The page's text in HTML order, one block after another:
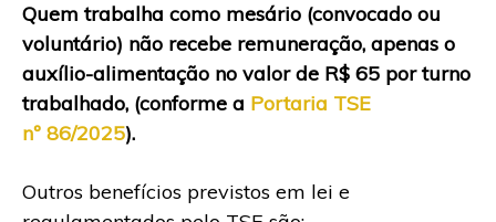
Quem trabalha como mesário (convocado ou
voluntário) não recebe remuneração, apenas o
auxílio-alimentação no valor de R$ 65 por turno
trabalhado, (conforme a Portaria TSE
nº 86/2025).
Outros benefícios previstos em lei e